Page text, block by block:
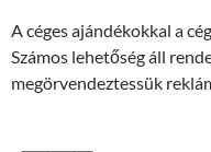
A céges ajándékokkal a
Számos lehetőség áll
megörvendeztessük